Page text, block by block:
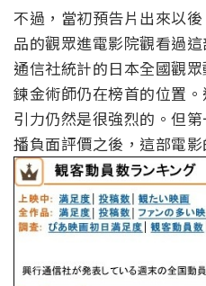
不過，當初預告片出來以
品的觀眾進電影院觀看過
通信社統計的日本全國觀
鍊金術師仍在榜首的位置
引力仍然是很強烈的。但
播負面評價之後，這部電